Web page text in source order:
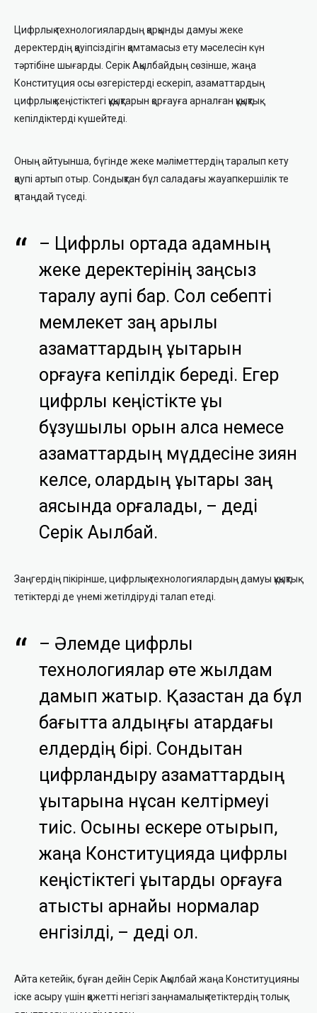
Цифрлық технологиялардың қарқынды дамуы жеке
деректердің қауіпсіздігін қамтамасыз ету мәселесін күн
тәртібіне шығарды. Серік Ақылбайдың сөзінше, жаңа
Конституция осы өзгерістерді ескеріп, азаматтардың
цифрлық кеңістіктегі құқықтарын қорғауға арналған құқықтық
кепілдіктерді күшейтеді.
Оның айтуынша, бүгінде жеке мәліметтердің таралып кету
қаупі артып отыр. Сондықтан бұл саладағы жауапкершілік те
қатаңдай түседі.
– Цифрлық ортада адамның
жеке деректерінің заңсыз
таралу қаупі бар. Сол себепті
мемлекет заң арқылы
азаматтардың құқықтарын
қорғауға кепілдік береді. Егер
цифрлық кеңістікте құқық
бұзушылық орын алса немесе
азаматтардың мүддесіне зиян
келсе, олардың құқықтары заң
аясында қорғалады, – деді
Серік Ақылбай.
Заңгердің пікірінше, цифрлық технологиялардың дамуы құқықтық
тетіктерді де үнемі жетілдіруді талап етеді.
– Әлемде цифрлық
технологиялар өте жылдам
дамып жатыр. Қазақстан да бұл
бағытта алдыңғы қатардағы
елдердің бірі. Сондықтан
цифрландыру азаматтардың
құқықтарына нұқсан келтірмеуі
тиіс. Осыны ескере отырып,
жаңа Конституцияда цифрлық
кеңістіктегі құқықтарды қорғауға
қатысты арнайы нормалар
енгізілді, – деді ол.
Айта кетейік, бұған дейін Серік Ақылбай жаңа Конституцияны
іске асыру үшін қажетті негізгі заңнамалық тетіктердің толық